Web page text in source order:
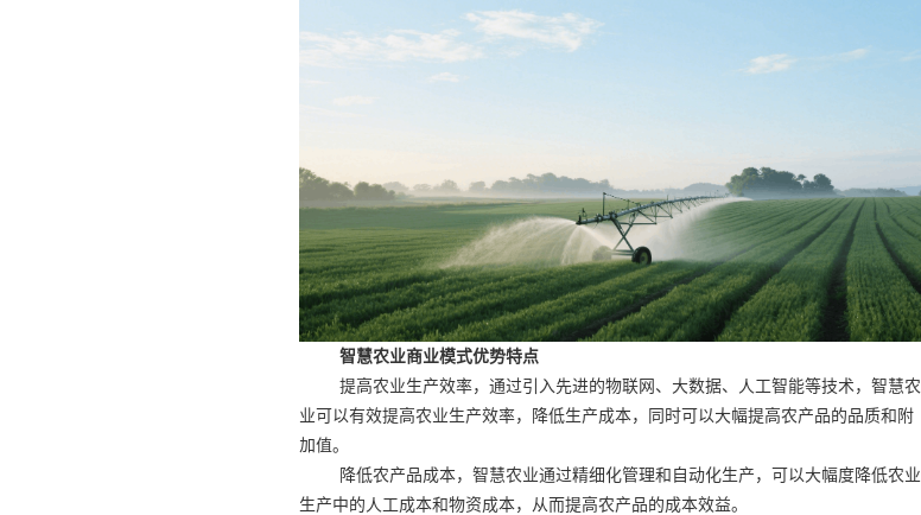
智慧农业商业模式优势特点
提高农业生产效率，通过引入先进的物联网、大数据、人工智能等技术，智慧农
业可以有效提高农业生产效率，降低生产成本，同时可以大幅提高农产品的品质和附
加值。
降低农产品成本，智慧农业通过精细化管理和自动化生产，可以大幅度降低农业
生产中的人工成本和物资成本，从而提高农产品的成本效益。